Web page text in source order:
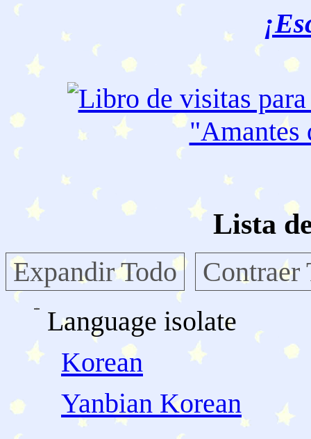
"Amantes
Lista
Expandir Todo
Contraer
Language isolate
Korean
Yanbian Korean